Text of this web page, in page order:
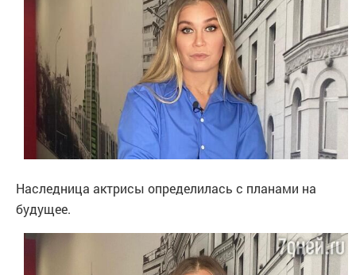
Наследница актрисы определилась с планами на
будущее.